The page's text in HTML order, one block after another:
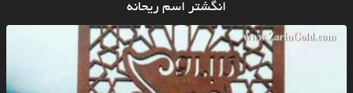
انگشتر اسم ریحانه